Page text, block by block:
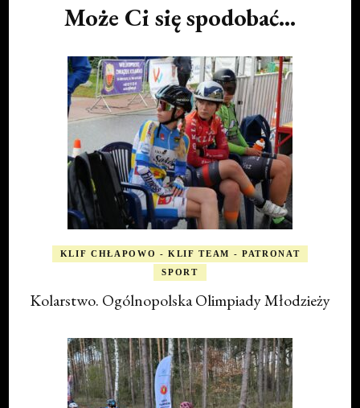
Może Ci się spodobać...
KLIF CHŁAPOWO - KLIF TEAM - PATRONAT
SPORT
Kolarstwo. Ogólnopolska Olimpiady Młodzieży